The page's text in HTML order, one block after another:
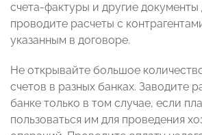
счета-фактуры и другие документы
проводите расчеты с
указанным в договоре.
Не открывайте большое
счетов в разных банках. Заводите
банке только в том случае, если
пользоваться им для проведения